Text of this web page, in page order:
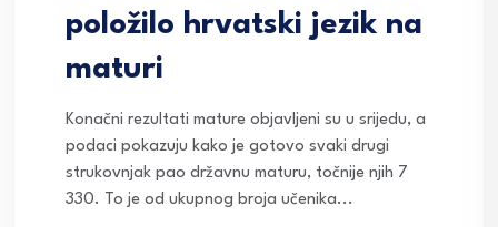
položilo hrvatski jezik na
maturi
Konačni rezultati mature objavljeni su u srijedu, a
podaci pokazuju kako je gotovo svaki drugi
strukovnjak pao državnu maturu, točnije njih 7
330. To je od ukupnog broja učenika...